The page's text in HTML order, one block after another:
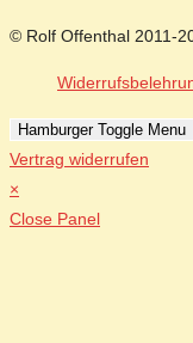
© Rolf Offenthal 2011-
Hamburger Toggle Menu
Vertrag widerrufen
×
Close Panel